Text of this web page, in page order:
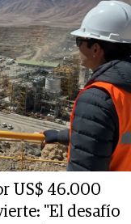
US$ 46.000
"El desafío